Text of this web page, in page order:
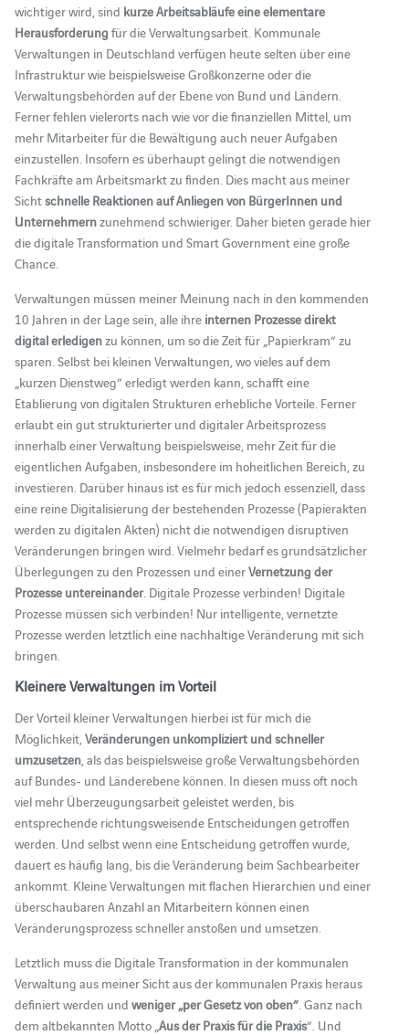
wichtiger wird, sind kurze Arbeitsabläufe eine elementare
Herausforderung für die Verwaltungsarbeit. Kommunale
Verwaltungen in Deutschland verfügen heute selten über eine
Infrastruktur wie beispielsweise Großkonzerne oder die
Verwaltungsbehörden auf der Ebene von Bund und Ländern.
Ferner fehlen vielerorts nach wie vor die finanziellen Mittel, um
mehr Mitarbeiter für die Bewältigung auch neuer Aufgaben
einzustellen. Insofern es überhaupt gelingt die notwendigen
Fachkräfte am Arbeitsmarkt zu finden. Dies macht aus meiner
Sichtschnelle Reaktionen auf Anliegen von BürgerInnen und
Unternehmernzunehmend schwieriger. Daher bieten gerade hier
die digitale Transformation und Smart Government eine große
Chance.
Verwaltungen müssen meiner Meinung nach in den kommenden
10 Jahren in der Lage sein, alle ihre internen Prozesse direkt
digital erledigenzu können, um so die Zeit für „Papierkram“ zu
sparen. Selbst bei kleinen Verwaltungen, wo vieles auf dem
„kurzen Dienstweg“ erledigt werden kann, schafft eine
Etablierung von digitalen Strukturen erhebliche Vorteile. Ferner
erlaubt ein gut strukturierter und digitaler Arbeitsprozess
innerhalb einer Verwaltung beispielsweise, mehr Zeit für die
eigentlichen Aufgaben, insbesondere im hoheitlichen Bereich, zu
investieren. Darüber hinaus ist es für mich jedoch essenziell, dass
eine reine Digitalisierung der bestehenden Prozesse (Papierakten
werden zu digitalen Akten) nicht die notwendigen disruptiven
Veränderungen bringen wird. Vielmehr bedarf es grundsätzlicher
Überlegungen zu den Prozessen und einerVernetzung der
Prozesse untereinander. Digitale Prozesse verbinden! Digitale
Prozesse müssen sich verbinden! Nur intelligente, vernetzte
Prozesse werden letztlich eine nachhaltige Veränderung mit sich
bringen.
Kleinere Verwaltungen im Vorteil
Der Vorteil kleiner Verwaltungen hierbei ist für mich die
Möglichkeit,Veränderungen unkompliziert und schneller
umzusetzen, als das beispielsweise große Verwaltungsbehörden
auf Bundes- und Länderebene können. In diesen muss oft noch
viel mehr Überzeugungsarbeit geleistet werden, bis
entsprechende richtungsweisende Entscheidungen getroffen
werden. Und selbst wenn eine Entscheidung getroffen wurde,
dauert es häufig lang, bis die Veränderung beim Sachbearbeiter
ankommt. Kleine Verwaltungen mit flachen Hierarchien und einer
überschaubaren Anzahl an Mitarbeitern können einen
Veränderungsprozess schneller anstoßen und umsetzen.
Letztlich muss die Digitale Transformation in der kommunalen
Verwaltung aus meiner Sicht aus der kommunalen Praxis heraus
definiert werden und weniger „per Gesetz von oben“. Ganz nach
dem altbekannten Motto „Aus der Praxis für die Praxis“. Und